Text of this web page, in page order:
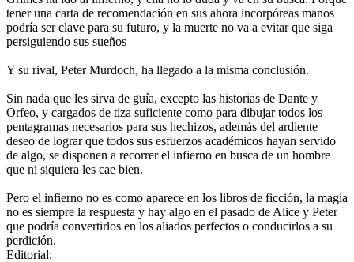
tener una carta de recomendación en sus ahora incorpóreas manos
podría ser clave para su futuro, y la muerte no va a evitar que siga
persiguiendo sus sueños
Y su rival, Peter Murdoch, ha llegado a la misma conclusión.
Sin nada que les sirva de guía, excepto las historias de Dante y
Orfeo, y cargados de tiza suficiente como para dibujar todos los
pentagramas necesarios para sus hechizos, además del ardiente
deseo de lograr que todos sus esfuerzos académicos hayan servido
de algo, se disponen a recorrer el infierno en busca de un hombre
que ni siquiera les cae bien.
Pero el infierno no es como aparece en los libros de ficción, la magia
no es siempre la respuesta y hay algo en el pasado de Alice y Peter
que podría convertirlos en los aliados perfectos o conducirlos a su
perdición.
Editorial: